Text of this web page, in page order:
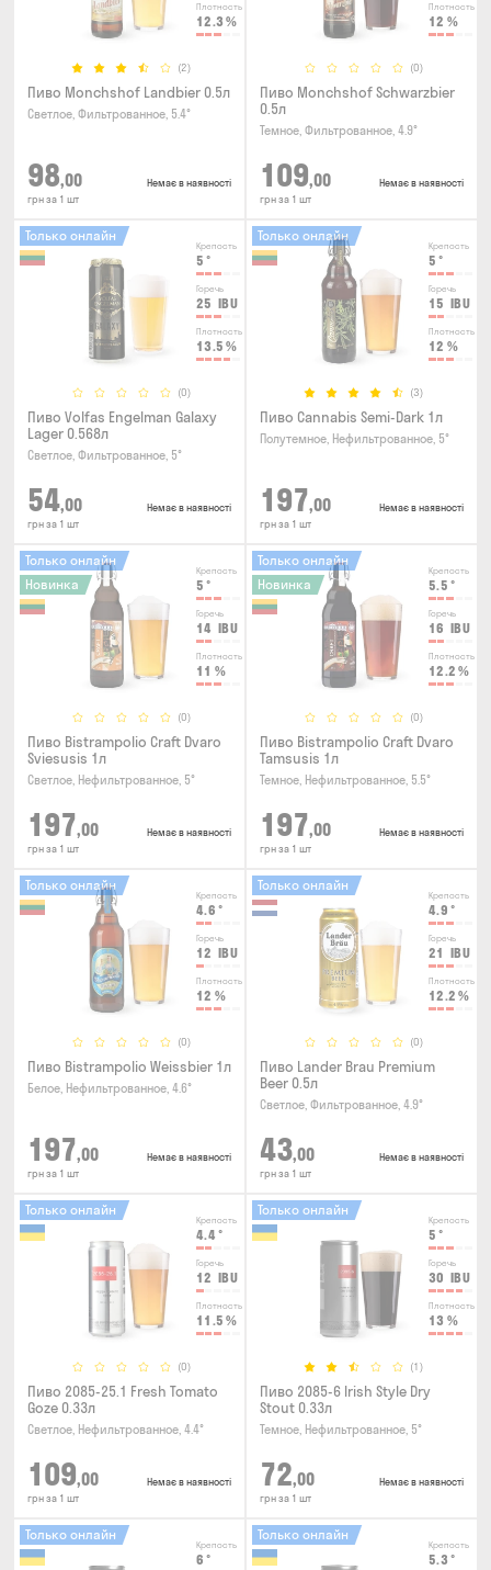
Плотность
12.3 %
(2)
Пиво Monchshof Landbier 0.5л
Светлое, Фильтрованное, 5.4°
98,00
грн за 1 шт
Немає в наявності
Плотность
12 %
(0)
Пиво Monchshof Schwarzbier
0.5л
Темное, Фильтрованное, 4.9°
109,00
грн за 1 шт
Немає в наявності
Крепость
5 °
Горечь
25 IBU
Плотность
13.5 %
(0)
Только онлайн
Пиво Volfas Engelman Galaxy
Lager 0.568л
Светлое, Фильтрованное, 5°
54,00
грн за 1 шт
Немає в наявності
Крепость
5 °
Горечь
15 IBU
Плотность
12 %
(3)
Только онлайн
Пиво Cannabis Semi-Dark 1л
Полутемное, Нефильтрованное, 5°
197,00
грн за 1 шт
Немає в наявності
Крепость
5 °
Горечь
14 IBU
Плотность
11 %
(0)
Только онлайн
Новинка
Пиво Bistrampolio Craft Dvaro
Sviesusis 1л
Светлое, Нефильтрованное, 5°
197,00
грн за 1 шт
Немає в наявності
Крепость
5.5 °
Горечь
16 IBU
Плотность
12.2 %
(0)
Только онлайн
Новинка
Пиво Bistrampolio Craft Dvaro
Tamsusis 1л
Темное, Нефильтрованное, 5.5°
197,00
грн за 1 шт
Немає в наявності
Крепость
4.6 °
Горечь
12 IBU
Плотность
12 %
(0)
Только онлайн
Пиво Bistrampolio Weissbier 1л
Белое, Нефильтрованное, 4.6°
197,00
грн за 1 шт
Немає в наявності
Крепость
4.9 °
Горечь
21 IBU
Плотность
12.2 %
(0)
Только онлайн
Пиво Lander Brau Premium
Beer 0.5л
Светлое, Фильтрованное, 4.9°
43,00
грн за 1 шт
Немає в наявності
Крепость
4.4 °
Горечь
12 IBU
Плотность
11.5 %
(0)
Только онлайн
Пиво 2085-25.1 Fresh Tomato
Goze 0.33л
Светлое, Нефильтрованное, 4.4°
109,00
грн за 1 шт
Немає в наявності
Крепость
5 °
Горечь
30 IBU
Плотность
13 %
(1)
Только онлайн
Пиво 2085-6 Irish Style Dry
Stout 0.33л
Темное, Нефильтрованное, 5°
72,00
грн за 1 шт
Немає в наявності
Крепость
6 °
Только онлайн
Крепость
5.3 °
Только онлайн